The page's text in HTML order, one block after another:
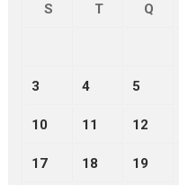
S
T Q
3 4 5
10 11 12
17 18 19